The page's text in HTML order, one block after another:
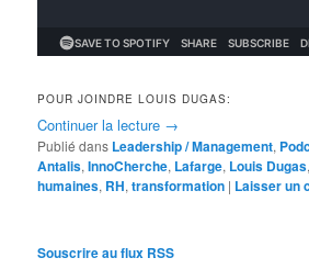
POUR JOINDRE LOUIS DUGAS:
Continuer la lecture →
Publié dans Leadership / Management,
Antalis,InnoCherche, Lafarge, Louis Dugas,
humaines, RH,transformation | Laisser un
Souscrire au flux RSS